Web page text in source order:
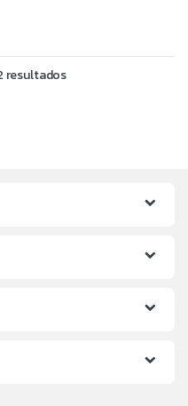
resultados